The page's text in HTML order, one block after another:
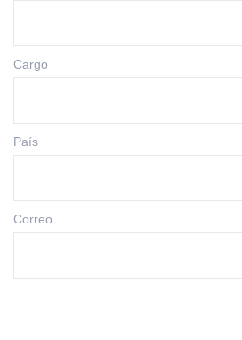
Cargo
País
Correo